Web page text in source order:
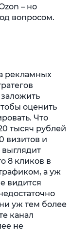
– но
вопросом.
рекламных
оценить
Что
тысяч рублей
визитов и
8 кликов в
а уж
видится
уж тем более
канал
не